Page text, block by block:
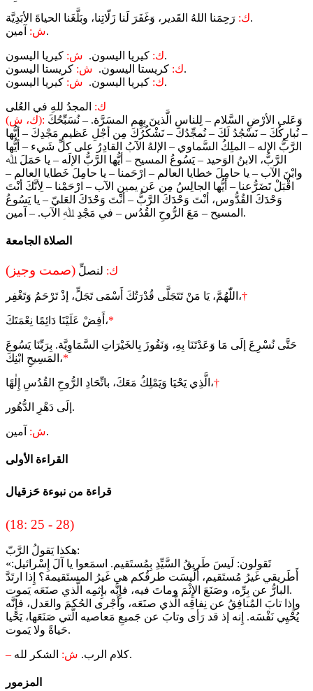
ك:رَحِمَنا اللهُ القَدير، وَغَفَرَ لَنا زَلّاتِنا، وبَلَّغَنا الحياةَ الأبَدِيَّة.
ش:آمين.
ك: كيريا اليسون. ش:
كيريا اليسون.
ك: كريستا اليسون. ش:
كريستا اليسون.
ك: كيريا اليسون. ش: كيريا اليسون.
ك: المجدُ للهِ في العُلى
(ك، ش): وَعَلى الأرْضِ السَّلام – لِلناسِ الَّذينَ بِهِم المسَرَّة. – نُسَبِّحُكَ
– نُبارِكُكَ – نَسْجُدُ لَكَ – نُمجِّدُكَ – نَشْكُرُكَ مِن أجْلِ عَظيمِ مَجْدِكَ – أيُّها
الرَّبُّ الإله – الملِكُ السَّماوي – الإلهُ الآبُ القادِرُ على كلِّ شَيء – أيُّها
الرَّبُّ، الابنُ الوَحيد – يَسُوعُ المسيح – أيُّها الرَّبُّ الإلَه – يا حَمَلَ ﷲ
وابْنَ الآب – يا حامِلَ خطايا العالم – ارْحَمنا – يا حامِلَ خَطايا العالم –
اقْبَلْ تَضَرُّعنا – أيُّها الجالِسُ مِن عَن يمينِ الآب – ارْحَمْنا – لِأنَّكَ أنْتَ
وَحْدَكَ القُدُّوس، أنْتَ وَحْدَكَ الرَّبُّ – أنْتَ وَحْدَكَ العَليّ – يا يَسُوعُ
المسيح – مَعَ الرُّوحِ القُدُس – في مَجْدِ ﷲِ الآب. – آمين.
الصلاة الجامعة
ك: لنصلِّ (صمت وجيز)
اللّٰهُمَّ، يَا مَنْ تَتَجَلَّى قُدْرَتُكَ أَسْمَى تَجَلٍّ، إذْ تَرْحَمُ وَتَغْفِر،†
أَفِضْ عَلَيْنَا دَائِمًا نِعْمَتَكَ،*
حَتَّى نُسْرِعَ إلَى مَا وَعَدْتَنَا بِهِ، وَنَفُوزَ بِالخَيْرَاتِ السَّمَاوِيَّة. بِرَبِّنَا يَسُوعَ
المَسِيحِ ابْنِكَ،*
الَّذِي يَحْيَا وَيَمْلِكُ مَعَكَ، باتِّحَادِ الرُّوحِ القُدُسِ إِلٰهًا،†
إلَى دَهْرِ الدُّهُور.
ش:آمين.
القراءة الأولى
قراءة من نبوءة حَزقيال
(18: 25 - 28)
هكذا يَقولُ الرَّبّ:
«تَقولون: لَيسَ طَريقُ السَّيِّدِ بِمُستَقيم. اسمَعوا يا آلَ إِسْرائيل:
أَطَريقي غَيرُ مُستَقيم، أَلَيسَت طرقُكم هي غَيرُ المستَقيمة؟ إِذا ارتَدَّ
البارُّ عن بِرِّه، وصَنَعَ الإِثْمَ وماتَ فيه، فإِنَّه بإِثمِه الَّذي صنَعَه يَموت.
وإِذا تابَ المُنافِقُ عن نِفاقِه الَّذي صنَعَه، وأَجْرى الحُكمَ والعَدل، فإِنَّه
يُحْيِي نَفْسَه. إِنه إذ قد رَأى وتابَ عن جَميعِ مَعاصيه الَّتي صَنَعَها، يَحْيا
حَياةً ولا يَموت.
– كلام الرب. ش: الشكر لله.
المزمور